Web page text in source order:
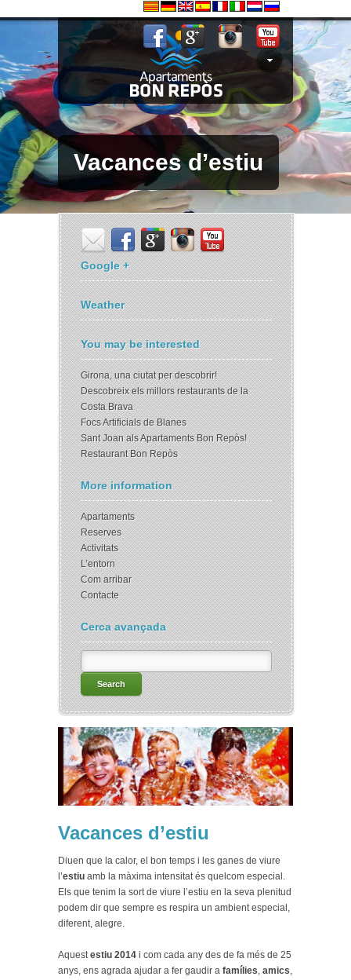
Vacances d’estiu
Google +
Weather
You may be interested
Girona, una ciutat per descobrir!
Descobreix els millors restaurants de la
Costa Brava
Focs Artificials de Blanes
Sant Joan als Apartaments Bon Repòs!
Restaurant Bon Repòs
More information
Apartaments
Reserves
Activitats
L’entorn
Com arribar
Contacte
Cerca avançada
Vacances d’estiu
Diuen que la calor, el bon temps i les ganes de viure
l’estiu amb la màxima intensitat és quelcom especial.
Els que tenim la sort de viure l’estiu en la seva plenitud
podem dir que sempre es respira un ambient especial,
diferent, alegre.
Aquestestiu 2014 i com cada any des de fa més de 25
anys, ens agrada ajudar a fer gaudir a famílies, amics,